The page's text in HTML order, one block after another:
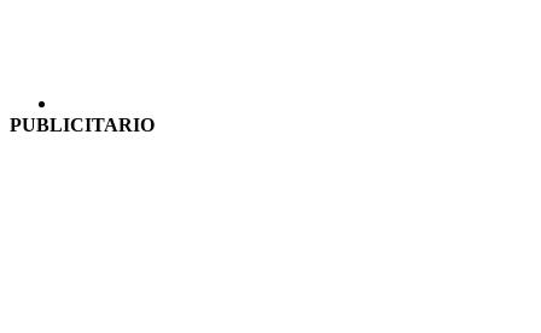
PUBLICITARIO